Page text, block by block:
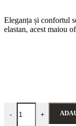
Eleganța și confortul
elastan, acest maiou
-
Cantitate Maiou cu
+